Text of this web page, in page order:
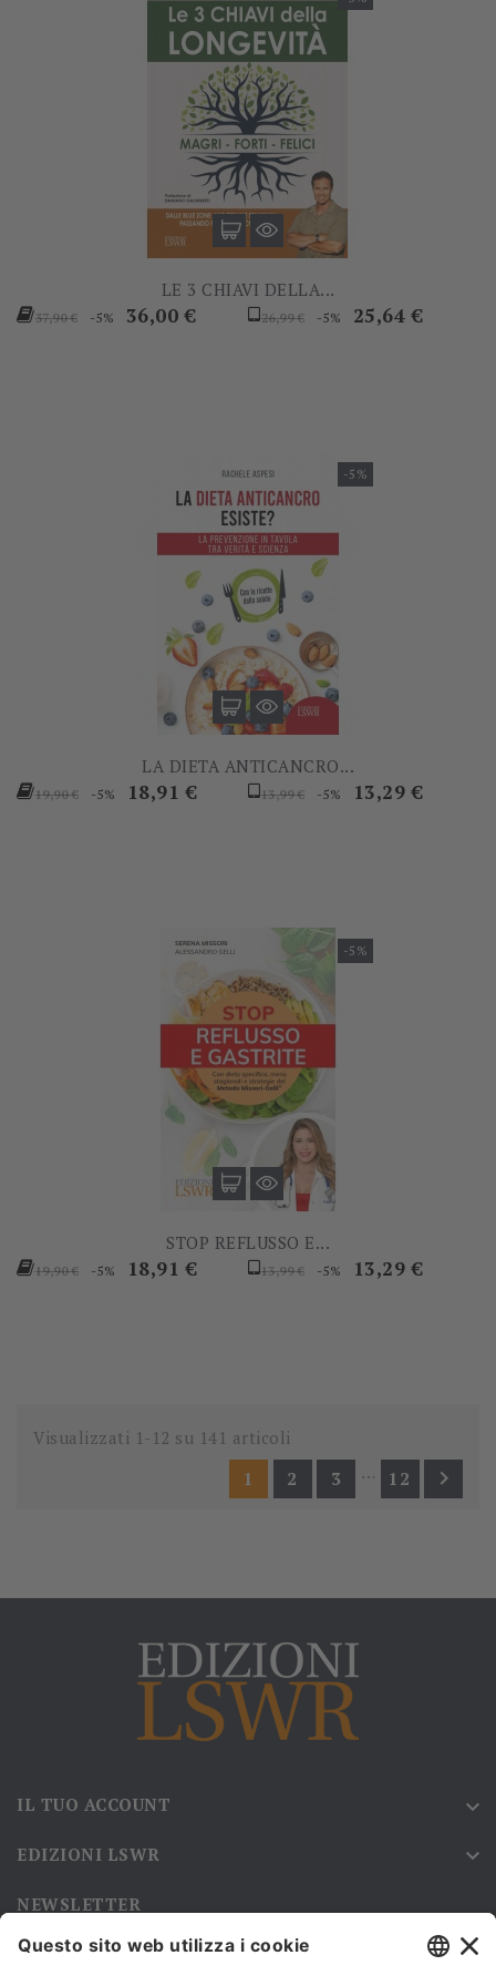
LE 3 CHIAVI DELLA...
Prezzo
37,90 € -5% Prezzo
36,00 €
Prezzo
26,99 € -5% Prezzo
25,64 €
-5%
LA DIETA ANTICANCRO...
Prezzo
19,90 € -5% Prezzo
18,91 €
Prezzo
13,99 € -5% Prezzo
13,29 €
-5%
STOP REFLUSSO E...
Prezzo
19,90 € -5% Prezzo
18,91 €
Prezzo
13,99 € -5% Prezzo
13,29 €
Visualizzati 1-12 su 141 articoli
1
2 3 … 12 
IL TUO ACCOUNT 
EDIZIONI LSWR 
NEWSLETTER
Iscriviti alla nostra newsletter e rimani sempre aggiornato sulle